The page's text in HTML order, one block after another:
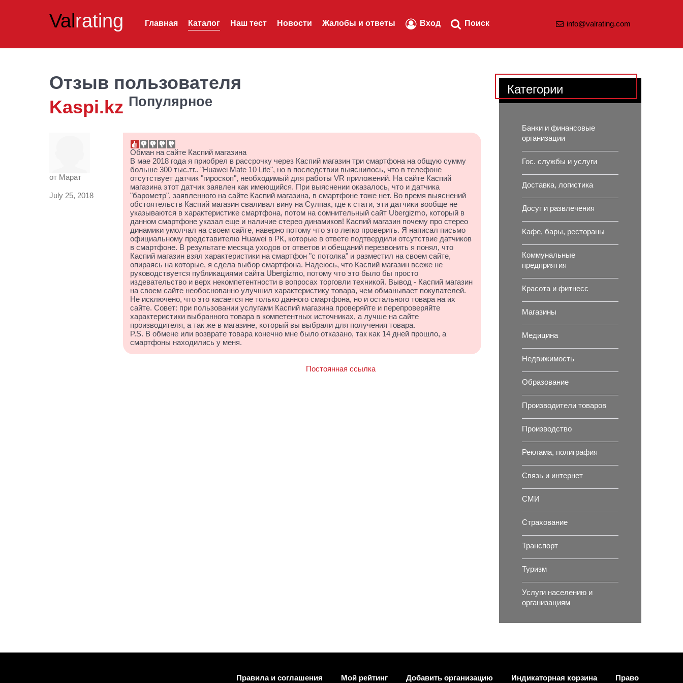
Valrating Главная Каталог Наш тест Новости Жалобы и ответы Вход Поиск info@valrating.com
Отзыв пользователя
Kaspi.kz Популярное
от Марат
July 25, 2018
Обман на сайте Каспий магазина
В мае 2018 года я приобрел в рассрочку через Каспий магазин три смартфона на общую сумму
больше 300 тыс.тг.. "Huawei Mate 10 Lite", но в последствии выяснилось, что в телефоне
отсутствует датчик "гироскоп", необходимый для работы VR приложений. На сайте Каспий
магазина этот датчик заявлен как имеющийся. При выяснении оказалось, что и датчика
"барометр", заявленного на сайте Каспий магазина, в смартфоне тоже нет. Во время выяснений
обстоятельств Каспий магазин сваливал вину на Сулпак, где к стати, эти датчики вообще не
указываются в характеристике смартфона, потом на сомнительный сайт Ubergizmo, который в
данном смартфоне указал еще и наличие стерео динамиков! Каспий магазин почему про стерео
динамики умолчал на своем сайте, наверно потому что это легко проверить. Я написал письмо
официальному представителю Huawei в РК, которые в ответе подтвердили отсутствие датчиков
в смартфоне. В результате месяца уходов от ответов и обещаний перезвонить я понял, что
Каспий магазин взял характеристики на смартфон "с потолка" и разместил на своем сайте,
опираясь на которые, я сдела выбор смартфона. Надеюсь, что Каспий магазин всеже не
руководствуется публикациями сайта Ubergizmo, потому что это было бы просто
издевательство и верх некомпетентности в вопросах торговли техникой. Вывод - Каспий магазин
на своем сайте необоснованно улучшил характеристику товара, чем обманывает покупателей.
Не исключено, что это касается не только данного смартфона, но и остального товара на их
сайте. Совет: при пользовании услугами Каспий магазина проверяйте и перепроверяйте
характеристики выбранного товара в компетентных источниках, а лучше на сайте
производителя, а так же в магазине, который вы выбрали для получения товара.
P.S. В обмене или возврате товара конечно мне было отказано, так как 14 дней прошло, а
смартфоны находились у меня.
Постоянная ссылка
Категории
Банки и финансовые
организации
Гос. службы и услуги
Доставка, логистика
Досуг и развлечения
Кафе, бары, рестораны
Коммунальные
предприятия
Красота и фитнесс
Магазины
Медицина
Недвижимость
Образование
Производители товаров
Производство
Реклама, полиграфия
Связь и интернет
СМИ
Страхование
Транспорт
Туризм
Услуги населению и
организациям
Правила и соглашения Мой рейтинг Добавить организацию Индикаторная корзина Право